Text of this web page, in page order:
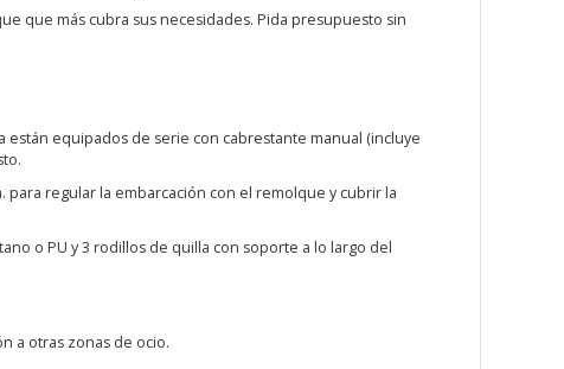
que más cubra sus necesidades. Pida presupuesto sin
equipados de serie con cabrestante manual (incluye
regular la embarcación con el remolque y cubrir la
o PU y 3 rodillos de quilla con soporte a lo largo del
a otras zonas de ocio.